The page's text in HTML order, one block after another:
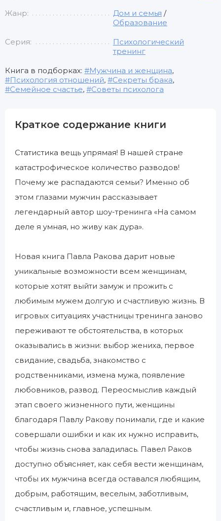
Жанр: Дом и семья /
Образование
Серия:
Психологический
тренинг
Книга в подборках: Мужчина и женщина,
Психология отношений, Секреты брака,
Семейное счастье, Советы психолога
Краткое содержание книги
Статистика вещь упрямая! В нашей стране
катастрофическое количество разводов!
Почему же распадаются семьи? Именно об
этом глазами мужчин рассказывает
легендарный автор шоу-тренинга «На самом
деле я умная, но живу как дура».
Новая книга Павла Ракова дарит новые
уникальные возможности всем женщинам,
которые хотят выйти замуж и прожить с
любимым мужем долгую и счастливую жизнь. В
игровых ситуациях участницы тренинга заново
переживают те обстоятельства, в которых
оказывались в жизни: выбор жениха, первое
свидание, свадьба, знакомство с
родственниками, измена мужа, появление
любовников, развод. Переосмыслив каждый
этап своего жизненного пути, женщины
благодаря Павлу Ракову понимали, где и какие
совершали ошибки и как их нужно исправить,
чтобы жизнь снова заладилась. Павел Раков
доступно объясняет, как себя вести женщинам,
чтобы их мужчина всегда оставался любящим,
добрым, работящим, веселым, заботливым,
счастливым и, главное, успешным.